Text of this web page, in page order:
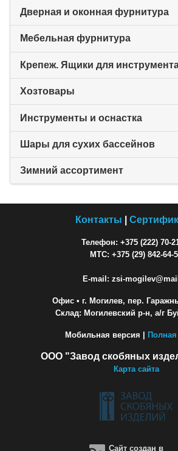
Дверная и оконная фурнитура
Мебельная фурнитура
Крепеж. Ящики для
Хозтовары
Инструменты и оснастка
Шары для сухих бассейнов
Зимний ассортимент
Контакты
Телефон: +375 (222) 70-
МТС: +375 (29) 842-64-
E-mail: zsi-
Офис• г. Могилев, пер.
Склад: Могилевский р-н, а/г
Мобильная версия |
ООО "Завод скобяных
Карта сайта
Сайт создан в